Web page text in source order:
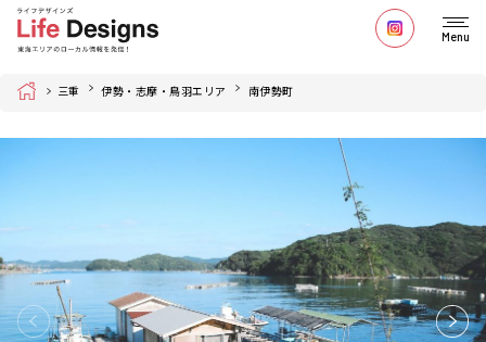
Menu
Home 三重 伊勢・志摩・鳥羽エリア 南伊勢町